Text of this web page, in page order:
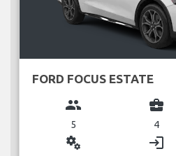
FORD FOCUS ESTATE
group
5
business_center
4
miscellaneous_services login